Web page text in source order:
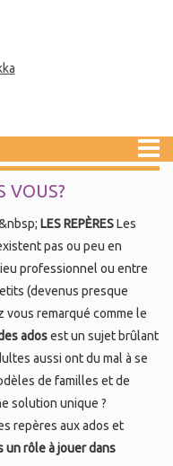
VOUS?
LES REPÈRESLes
pas ou peu en
professionnel ou entre
(devenus presque
vous remarqué comme le
adosest un sujet brûlant
aussi ont du mal à se
de familles et de
solution unique ?
repères aux ados et
un rôle à jouer dans